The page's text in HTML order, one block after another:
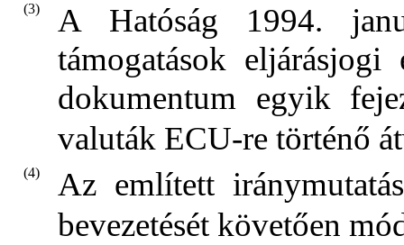
(3)
A Hatóság 1994.
támogatások
dokumentum egyik
valuták ECU-re történő
(4)
Az említett
bevezetését követően